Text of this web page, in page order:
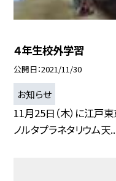
４年生校外学習
公開日 2021/11/30
お知らせ
11月25日（木）に江戸
ノルタプラネタリウム天